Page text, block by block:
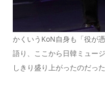
かくいうKoN自身も「役が
語り、ここから日韓ミュー
しきり盛り上がったのだった